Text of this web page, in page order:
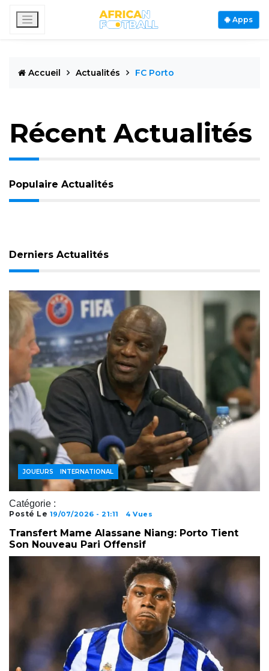
Apps
Accueil Actualités FC Porto
Récent Actualités
Populaire Actualités
Derniers Actualités
Catégorie :
ACTUALITÉS FOOTBALL
FOOTBALL INTERNATIONAL
JOUEURS
Posté Le 19/07/2026 - 21:11 4 Vues
Transfert Mame Alassane Niang: Porto Tient
Son Nouveau Pari Offensif